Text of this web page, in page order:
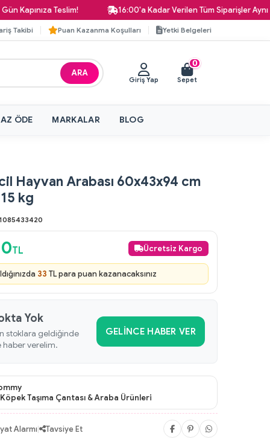
Teslim! 16:00'a Kadar Verilen Tüm Siparişler Aynı Gün
Takibi Puan Kazanma Koşulları Yetki Belgeleri
ARA
Giriş Yap
0
Sepet
ÖDE MARKALAR BLOG
Hayvan Arabası 60x43x94 cm
kg
TL Ücretsiz Kargo
33 TL para puan kazanacaksınız
Yok
stoklara geldiğinde
haber verelim.
GELINCE HABER VER
Köpek Taşıma Çantası & Araba Ürünleri
Alarmı| Tavsiye Et